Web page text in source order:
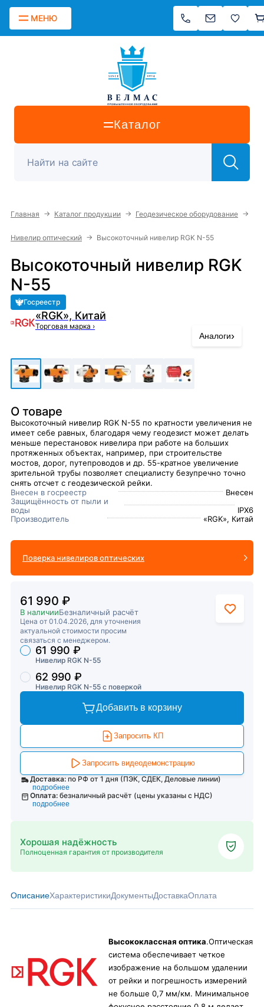
МЕНЮ
Каталог
Главная → Каталог продукции → Геодезическое оборудование →
Нивелир оптический → Высокоточный нивелир RGK N-55
Высокоточный нивелир RGK
N-55
Госреестр
«RGK», Китай
Торговая марка ›
Аналоги›
О товаре
Высокоточный нивелир RGK N-55 по кратности увеличения не
имеет себе равных, благодаря чему геодезист может делать
меньше перестановок нивелира при работе на больших
протяженных объектах, например, при строительстве
мостов, дорог, путепроводов и др. 55-кратное увеличение
зрительной трубы позволяет специалисту безупречно точно
снять отсчет с геодезической рейки.
Внесен в госреестр
Внесен
Защищённость от пыли и
воды
IPX6
Производитель
«RGK», Китай
Поверка нивелиров оптических
61 990 ₽
В наличииБезналичный расчёт
Цена от 01.04.2026, для уточнения
актуальной стоимости просим
связаться с менеджером.
Торговые предложения
Нивелир RGK N-55
61 990 ₽
Нивелир RGK N-55 с поверкой
62 990 ₽
Добавить в корзину
Запросить КП
Запросить видеодемонстрацию
Доставка: по РФ от 1 дня (ПЭК, СДЕК, Деловые линии)
подробнее
Оплата: безналичный расчёт (цены указаны с НДС)
подробнее
Хорошая надёжность
Полноценная гарантия от производителя
ОписаниеХарактеристикиДокументыДоставкаОплата
Высококлассная оптика.Оптическая
система обеспечивает четкое
изображение на большом удалении
от рейки и погрешность измерений
не больше 0,7 мм/км. Минимальное